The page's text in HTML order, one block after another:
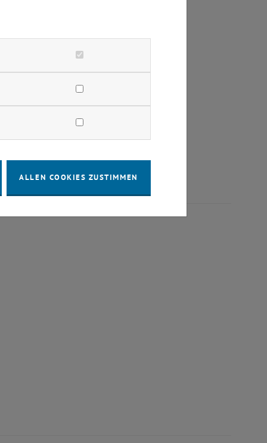
ALLEN COOKIES ZUSTIMMEN